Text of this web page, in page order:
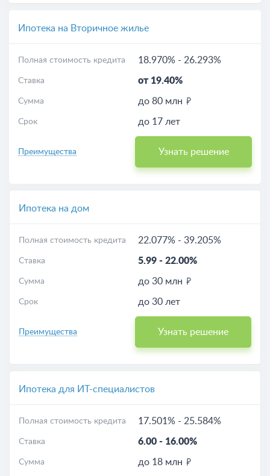
Ипотека на Вторичное жилье
Полная стоимость кредита 18.970% - 26.293%
Ставка от 19.40%
Сумма до 80 млн
Срок до 17 лет
Преимущества Узнать решение
Ипотека на дом
Полная стоимость кредита 22.077% - 39.205%
Ставка 5.99 - 22.00%
Сумма до 30 млн
Срок до 30 лет
Преимущества Узнать решение
Ипотека для ИТ-специалистов
Полная стоимость кредита 17.501% - 25.584%
Ставка 6.00 - 16.00%
Сумма до 18 млн